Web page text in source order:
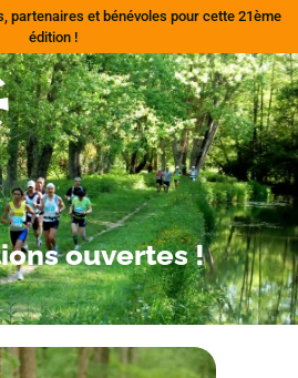
partenaires et bénévoles pour cette 21ème
édition !
ouvertes !